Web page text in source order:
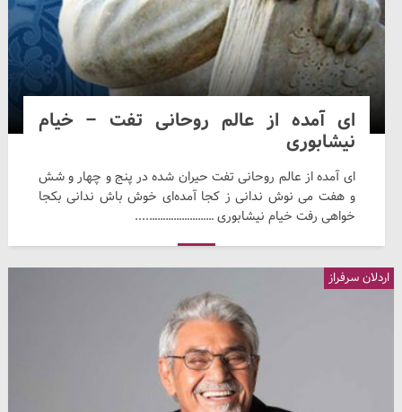
ای آمده از عالم روحانی تفت – خیام
نیشابوری
ای آمده از عالم روحانی تفت حیران شده در پنج و چهار و شش
و هفت می نوش ندانی ز کجا آمده‌ای خوش باش ندانی بکجا
خواهی رفت خیام نیشابوری ……………………....
اردلان سرفراز